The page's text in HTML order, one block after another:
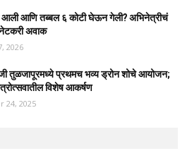
आली आणि तब्बल ६ कोटी घेऊन गेली? अभिनेत्रीचं
अवाक
2026
तुळजापूरमध्ये प्रथमच भव्य ड्रोन शोचे आयोजन;
विशेष आकर्षण
24, 2025